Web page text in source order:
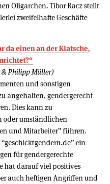
Oligarchen. Tibor Racz stellt
zweifelhafte Geschäfte
da einen an der Klatsche,
& Philipp Müller)
und sonstigen
angehalten, gendergerecht
Dies kann zu
oder umständlichen
und Mitarbeiter” führen.
ein
für gendergerechte
hat darauf viel positives
auch heftigen Angriffen und